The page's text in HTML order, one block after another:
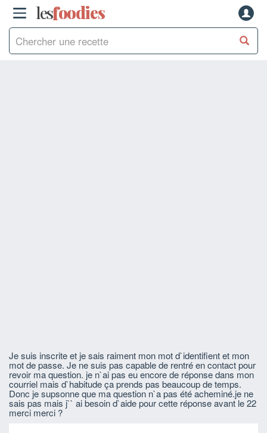
lesfoodies
Je suis inscrite et je sais raiment mon mot d`identifient et mon
mot de passe. Je ne suis pas capable de rentré en contact pour
revoir ma question. je n`ai pas eu encore de réponse dans mon
courriel mais d`habitude ça prends pas beaucoup de temps.
Donc je supsonne que ma question n`a pas été acheminé.je ne
sais pas mais j`` ai besoin d`aide pour cette réponse avant le 22
merci merci ?